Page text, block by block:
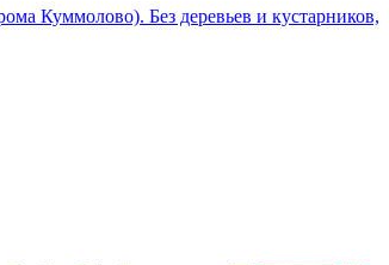
Куммолово). Без деревьев и кустарников,